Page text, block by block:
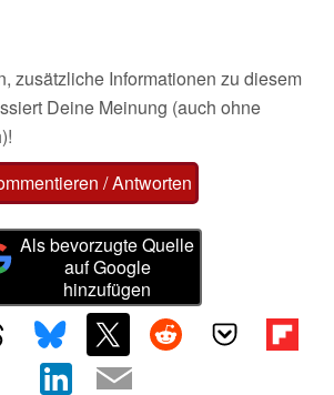
zusätzliche Informationen zu diesem
Deine Meinung (auch ohne
/ Antworten
Als bevorzugte Quelle
auf Google
hinzufügen